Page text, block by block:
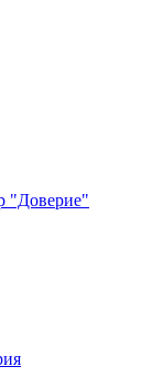
"Доверие"